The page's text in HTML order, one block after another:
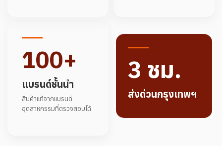
100+
แบรนด์ชั้นนำ
สินค้าแท้จากแบรนด์
อุตสาหกรรมที่ตรวจสอบได้
3 ชม.
ส่งด่วนกรุงเทพฯ